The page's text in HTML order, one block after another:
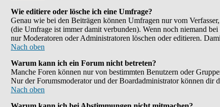
Wie editiere oder lösche ich eine Umfrage?
Genau wie bei den Beiträgen können Umfragen nur vom
(die Umfrage ist immer damit verbunden). Wenn noch niemand
nur Moderatoren oder Administratoren löschen oder editieren.
Nach oben
Warum kann ich ein Forum nicht betreten?
Manche Foren können nur von bestimmten Benutzern oder
Nur der Forumsmoderator und der Boardadministrator können dir
Nach oben